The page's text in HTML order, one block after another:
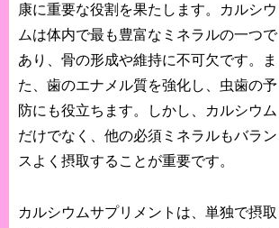
康に重要な役割を果たします。カルシウ
ムは体内で最も豊富なミネラルの一つで
あり、骨の形成や維持に不可欠です。ま
た、歯のエナメル質を強化し、虫歯の予
防にも役立ちます。しかし、カルシウム
だけでなく、他の必須ミネラルもバラン
スよく摂取することが重要です。
カルシウムサプリメントは、単独で摂取